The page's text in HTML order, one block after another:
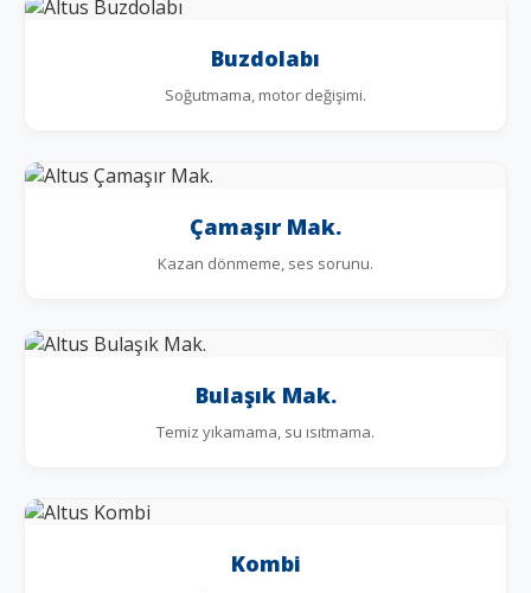
Buzdolabı
Soğutmama, motor değişimi.
Çamaşır Mak.
Kazan dönmeme, ses sorunu.
Bulaşık Mak.
Temiz yıkamama, su ısıtmama.
Kombi